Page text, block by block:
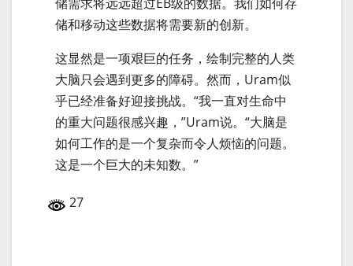
储和移动这些数据将需要新的创新。
这显然是一项艰巨的任务，绘制完整的人类
大脑只会遇到更多的障碍。然而，Uram似
乎已经准备好迎接挑战。“我一直对生命中
的重大问题很感兴趣，”Uram说。“大脑是
如何工作的是一个复杂而令人烦恼的问题。
这是一个巨大的未知数。”
27